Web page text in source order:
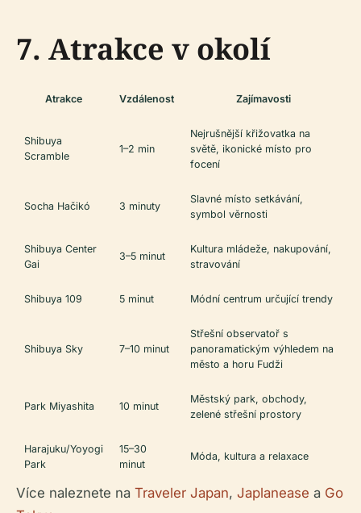
7. Atrakce v okolí
Atrakce Vzdálenost Zajímavosti
Shibuya
Scramble
1–2 min
Nejrušnější křižovatka na
světě, ikonické místo pro
focení
Socha Hačikó 3 minuty
Slavné místo setkávání,
symbol věrnosti
Shibuya Center
Gai
3–5 minut
Kultura mládeže, nakupování,
stravování
Shibuya 109 5 minut Módní centrum určující trendy
Shibuya Sky 7–10 minut
Střešní observatoř s
panoramatickým výhledem na
město a horu Fudži
Park Miyashita 10 minut
Městský park, obchody,
zelené střešní prostory
Harajuku/Yoyogi
Park
15–30
minut
Móda, kultura a relaxace
Více naleznete na Traveler Japan, Japlanease a Go